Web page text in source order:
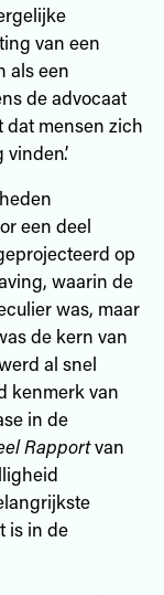
van een
als een
de advocaat
dat mensen zich
een deel
op
waarin de
was, maar
de kern van
al snel
kenmerk van
in de
Rapportvan
is in de